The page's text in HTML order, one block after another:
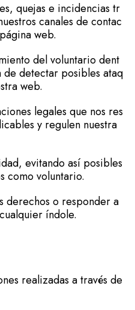
quejas e incidencias tr
canales de contac
web.
del voluntario dent
detectar posibles ataq
web.
legales que nos res
y regulen nuestra
evitando así posibles
como voluntario.
derechos o responder a
índole.
realizadas a través de